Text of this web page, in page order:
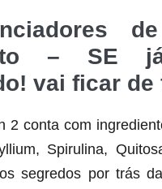
– SE
vai ficar de
2 conta com
Spirulina,
segredos por trás